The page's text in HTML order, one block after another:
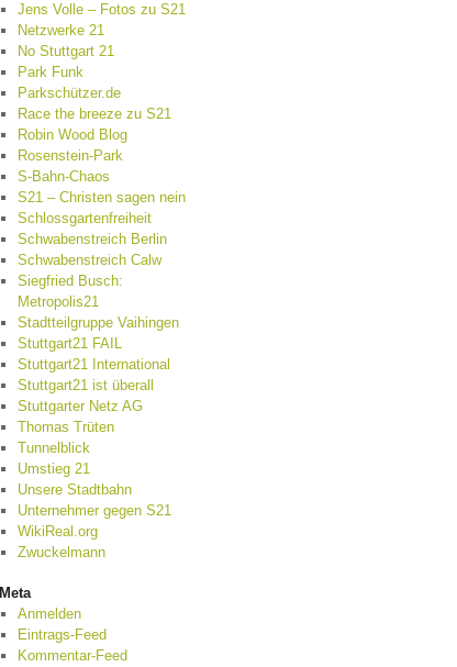
Jens Volle – Fotos zu S21
Netzwerke 21
No Stuttgart 21
Park Funk
Parkschützer.de
Race the breeze zu S21
Robin Wood Blog
Rosenstein-Park
S-Bahn-Chaos
S21 – Christen sagen nein
Schlossgartenfreiheit
Schwabenstreich Berlin
Schwabenstreich Calw
Siegfried Busch:
Metropolis21
Stadtteilgruppe Vaihingen
Stuttgart21 FAIL
Stuttgart21 International
Stuttgart21 ist überall
Stuttgarter Netz AG
Thomas Trüten
Tunnelblick
Umstieg 21
Unsere Stadtbahn
Unternehmer gegen S21
WikiReal.org
Zwuckelmann
Meta
Anmelden
Eintrags-Feed
Kommentar-Feed